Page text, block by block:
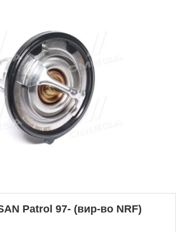
Patrol 97- (вир-во NRF)